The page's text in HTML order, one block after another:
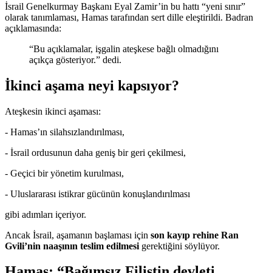
İsrail Genelkurmay Başkanı Eyal Zamir’in bu hattı “yeni sınır”
olarak tanımlaması, Hamas tarafından sert dille eleştirildi. Badran
açıklamasında:
“Bu açıklamalar, işgalin ateşkese bağlı olmadığını
açıkça gösteriyor.” dedi.
İkinci aşama neyi kapsıyor?
Ateşkesin ikinci aşaması:
- Hamas’ın silahsızlandırılması,
- İsrail ordusunun daha geniş bir geri çekilmesi,
- Geçici bir yönetim kurulması,
- Uluslararası istikrar gücünün konuşlandırılması
gibi adımları içeriyor.
Ancak İsrail, aşamanın başlaması için son kayıp rehine Ran
Gvili’nin naaşının teslim edilmesi gerektiğini söylüyor.